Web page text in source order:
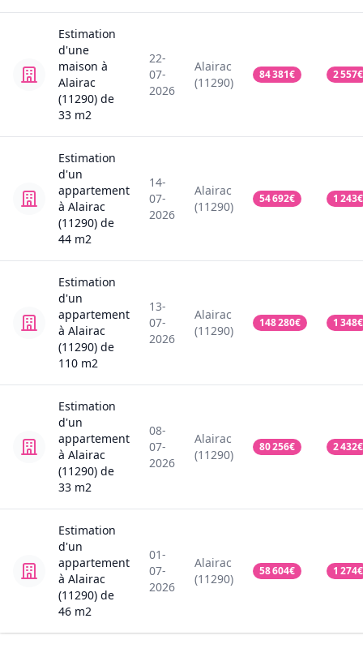
Estimation
d'une
maison à
Alairac
(11290) de
33 m2
22-
07-
2026
Alairac
(11290)
84 381€ 2 557€
Estimation
d'un
appartement
à Alairac
(11290) de
44 m2
14-
07-
2026
Alairac
(11290)
54 692€ 1 243€
Estimation
d'un
appartement
à Alairac
(11290) de
110 m2
13-
07-
2026
Alairac
(11290)
148 280€ 1 348€
Estimation
d'un
appartement
à Alairac
(11290) de
33 m2
08-
07-
2026
Alairac
(11290)
80 256€ 2 432€
Estimation
d'un
appartement
à Alairac
(11290) de
46 m2
01-
07-
2026
Alairac
(11290)
58 604€ 1 274€